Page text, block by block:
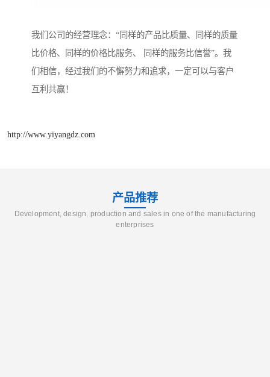
我们公司的经营理念：“同样的产品比质量、同样的质量
比价格、同样的价格比服务、 同样的服务比信誉”。我
们相信，经过我们的不懈努力和追求，一定可以与客户
互利共赢！
http://www.yiyangdz.com
产品推荐
Development, design, production and sales in one of the manufacturing
enterprises